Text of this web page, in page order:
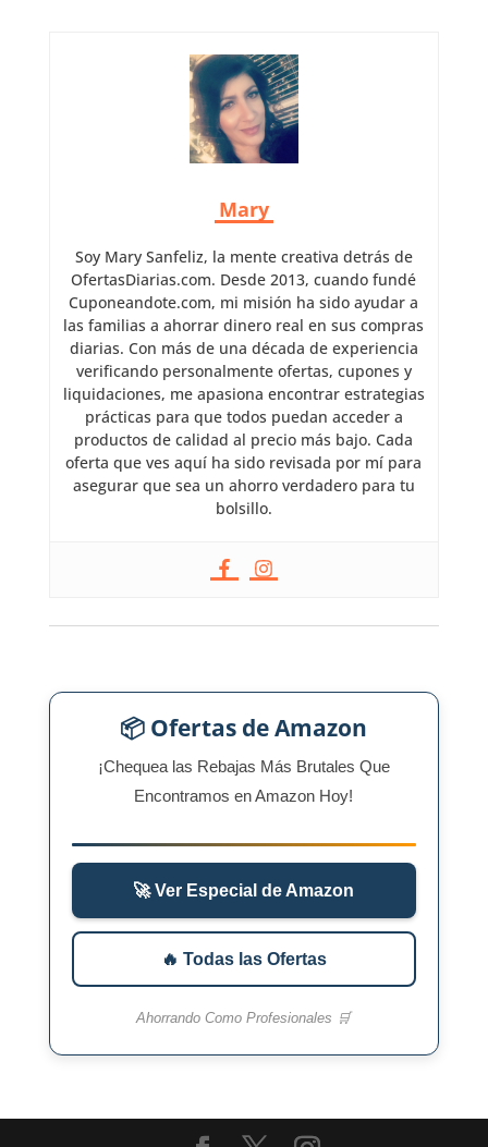
Mary
Soy Mary Sanfeliz, la mente creativa detrás de
OfertasDiarias.com. Desde 2013, cuando fundé
Cuponeandote.com, mi misión ha sido ayudar a
las familias a ahorrar dinero real en sus compras
diarias. Con más de una década de experiencia
verificando personalmente ofertas, cupones y
liquidaciones, me apasiona encontrar estrategias
prácticas para que todos puedan acceder a
productos de calidad al precio más bajo. Cada
oferta que ves aquí ha sido revisada por mí para
asegurar que sea un ahorro verdadero para tu
bolsillo.
📦 Ofertas de Amazon
¡Chequea las Rebajas Más Brutales Que
Encontramos en Amazon Hoy!
🚀 Ver Especial de Amazon
🔥 Todas las Ofertas
Ahorrando Como Profesionales 🛒